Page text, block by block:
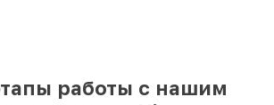
работы с нашим